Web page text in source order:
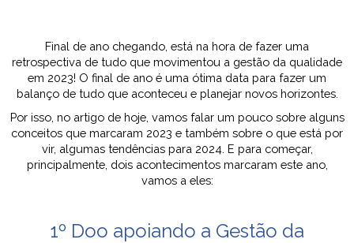
Final de ano chegando, está na hora de fazer uma
retrospectiva de tudo que movimentou a gestão da qualidade
em 2023! O final de ano é uma ótima data para fazer um
balanço de tudo que aconteceu e planejar novos horizontes.
Por isso, no artigo de hoje, vamos falar um pouco sobre alguns
conceitos que marcaram 2023 e também sobre o que está por
vir, algumas tendências para 2024. E para começar,
principalmente, dois acontecimentos marcaram este ano,
vamos a eles:
1º Doo apoiando a Gestão da